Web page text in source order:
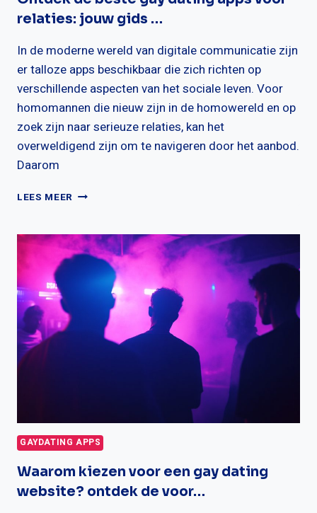
relaties: jouw gids …
In de moderne wereld van digitale communicatie zijn
er talloze apps beschikbaar die zich richten op
verschillende aspecten van het sociale leven. Voor
homomannen die nieuw zijn in de homowereld en op
zoek zijn naar serieuze relaties, kan het
overweldigend zijn om te navigeren door het aanbod.
Daarom
LEES MEER ONTDEK
GAY
DATING
RELATIES:
GAYDATING APPS
Waarom kiezen voor een gay dating
website? ontdek de voor…